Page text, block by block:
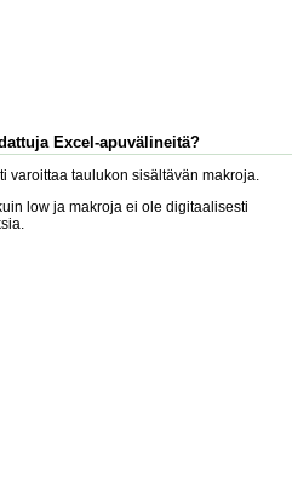
Excel-apuvälineitä?
taulukon sisältävän makroja.
low ja makroja ei ole digitaalisesti